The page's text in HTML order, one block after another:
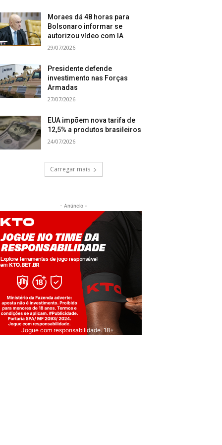
Moraes dá 48 horas para
Bolsonaro informar se
autorizou vídeo com IA
29/07/2026
Presidente defende
investimento nas Forças
Armadas
27/07/2026
EUA impõem nova tarifa de
12,5% a produtos brasileiros
24/07/2026
Carregar mais
- Anúncio -
Jogue com responsabilidade. 18+